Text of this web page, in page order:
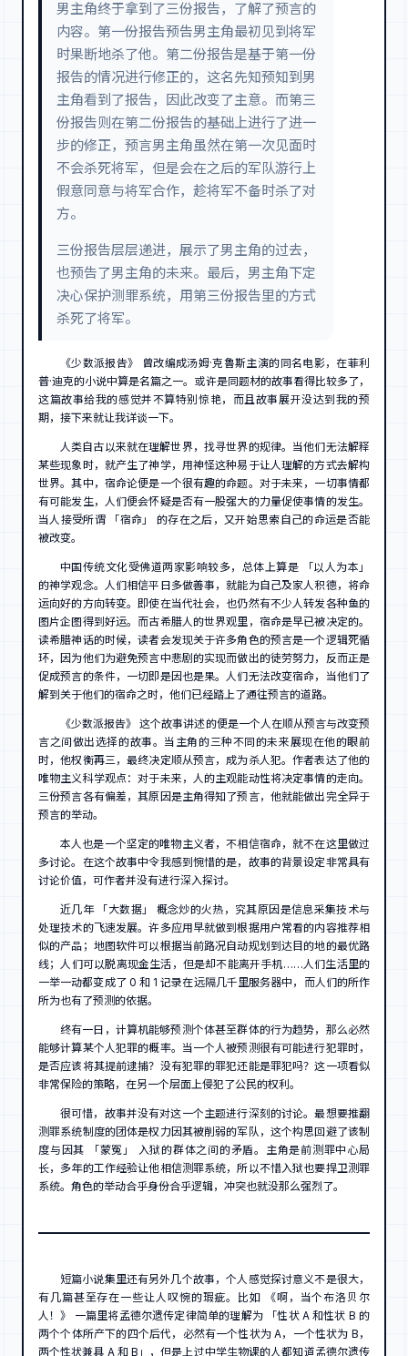
男主角终于拿到了三份报告，了解了预言的
内容。第一份报告预告男主角最初见到将军
时果断地杀了他。第二份报告是基于第一份
报告的情况进行修正的，这名先知预知到男
主角看到了报告，因此改变了主意。而第三
份报告则在第二份报告的基础上进行了进一
步的修正，预言男主角虽然在第一次见面时
不会杀死将军，但是会在之后的军队游行上
假意同意与将军合作，趁将军不备时杀了对
方。
三份报告层层递进，展示了男主角的过去，
也预告了男主角的未来。最后，男主角下定
决心保护测罪系统，用第三份报告里的方式
杀死了将军。
《少数派报告》 曾改编成汤姆·克鲁斯主演的同名电影，在菲利
普·迪克的小说中算是名篇之一。或许是同题材的故事看得比较多了，
这篇故事给我的感觉并不算特别惊艳，而且故事展开没达到我的预
期，接下来就让我详谈一下。
人类自古以来就在理解世界，找寻世界的规律。当他们无法解释
某些现象时，就产生了神学，用神怪这种易于让人理解的方式去解构
世界。其中，宿命论便是一个很有趣的命题。对于未来，一切事情都
有可能发生，人们便会怀疑是否有一股强大的力量促使事情的发生。
当人接受所谓 「宿命」 的存在之后，又开始思索自己的命运是否能
被改变。
中国传统文化受佛道两家影响较多，总体上算是 「以人为本」
的神学观念。人们相信平日多做善事，就能为自己及家人积德，将命
运向好的方向转变。即使在当代社会，也仍然有不少人转发各种鱼的
图片企图得到好运。而古希腊人的世界观里，宿命是早已被决定的。
读希腊神话的时候，读者会发现关于许多角色的预言是一个逻辑死循
环，因为他们为避免预言中悲剧的实现而做出的徒劳努力，反而正是
促成预言的条件，一切即是因也是果。人们无法改变宿命，当他们了
解到关于他们的宿命之时，他们已经踏上了通往预言的道路。
《少数派报告》 这个故事讲述的便是一个人在顺从预言与改变预
言之间做出选择的故事。当主角的三种不同的未来展现在他的眼前
时，他权衡再三，最终决定顺从预言，成为杀人犯。作者表达了他的
唯物主义科学观点：对于未来，人的主观能动性将决定事情的走向。
三份预言各有偏差，其原因是主角得知了预言，他就能做出完全异于
预言的举动。
本人也是一个坚定的唯物主义者，不相信宿命，就不在这里做过
多讨论。在这个故事中令我感到惋惜的是，故事的背景设定非常具有
讨论价值，可作者并没有进行深入探讨。
近几年 「大数据」 概念炒的火热，究其原因是信息采集技术与
处理技术的飞速发展。许多应用早就做到根据用户常看的内容推荐相
似的产品；地图软件可以根据当前路况自动规划到达目的地的最优路
线；人们可以脱离现金生活，但是却不能离开手机……人们生活里的
一举一动都变成了 0 和 1 记录在远隔几千里服务器中，而人们的所作
所为也有了预测的依据。
终有一日，计算机能够预测个体甚至群体的行为趋势，那么必然
能够计算某个人犯罪的概率。当一个人被预测很有可能进行犯罪时，
是否应该将其提前逮捕？没有犯罪的罪犯还能是罪犯吗？这一项看似
非常保险的策略，在另一个层面上侵犯了公民的权利。
很可惜，故事并没有对这一个主题进行深刻的讨论。最想要推翻
测罪系统制度的团体是权力因其被削弱的军队，这个构思回避了该制
度与因其 「蒙冤」 入狱的群体之间的矛盾。主角是前测罪中心局
长，多年的工作经验让他相信测罪系统，所以不惜入狱也要捍卫测罪
系统。角色的举动合乎身份合乎逻辑，冲突也就没那么强烈了。
短篇小说集里还有另外几个故事，个人感觉探讨意义不是很大，
有几篇甚至存在一些让人叹惋的瑕疵。比如 《啊，当个布洛贝尔
人！》 一篇里将孟德尔遗传定律简单的理解为 「性状 A 和性状 B 的
两个个体所产下的四个后代，必然有一个性状为 A，一个性状为 B，
两个性状兼具 A 和 B」，但是上过中学生物课的人都知道孟德尔遗传